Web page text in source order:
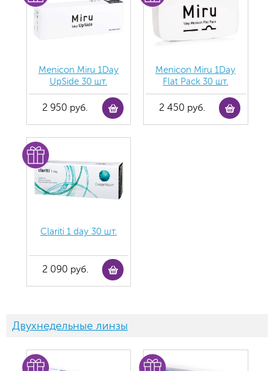
Menicon Miru 1Day
UpSide 30 шт.
2 950 руб.
Menicon Miru 1Day
Flat Pack 30 шт.
2 450 руб.
Clariti 1 day 30 шт.
2 090 руб.
Двухнедельные линзы